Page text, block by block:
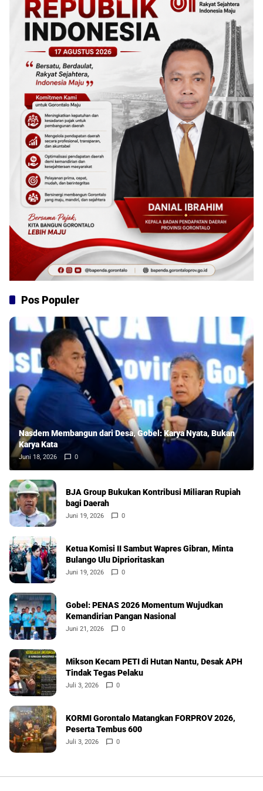
Pos Populer
Nasdem Membangun dari Desa, Gobel: Karya Nyata, Bukan
Karya Kata
Juni 18, 2026 0
BJA Group Bukukan Kontribusi Miliaran Rupiah
bagi Daerah
Juni 19, 2026 0
Ketua Komisi II Sambut Wapres Gibran, Minta
Bulango Ulu Diprioritaskan
Juni 19, 2026 0
Gobel: PENAS 2026 Momentum Wujudkan
Kemandirian Pangan Nasional
Juni 21, 2026 0
Mikson Kecam PETI di Hutan Nantu, Desak APH
Tindak Tegas Pelaku
Juli 3, 2026 0
KORMI Gorontalo Matangkan FORPROV 2026,
Peserta Tembus 600
Juli 3, 2026 0